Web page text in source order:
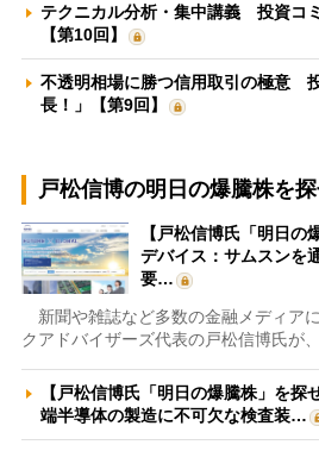
テクニカル分析・集中講義 投資コ
【第10回】
不透明相場に勝つ信用取引の極意
長！」【第9回】
戸松信博の明日の爆騰株を探
【戸松信博氏「明日の
デバイス：サムスンを
要…
新聞や雑誌など多数の金融メディア
クアドバイザーズ代表の戸松信博氏が
【戸松信博氏「明日の爆騰株」を探
端半導体の製造に不可欠な検査装…